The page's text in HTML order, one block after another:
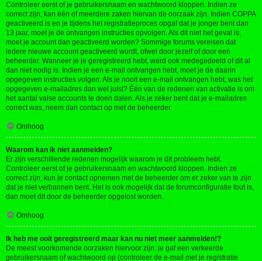
Controleer eerst of je gebruikersnaam en wachtwoord kloppen. Indien ze
correct zijn, kan één of meerdere zaken hiervan de oorzaak zijn. Indien COPPA
geactiveerd is en je tijdens het registratieproces opgaf dat je jonger bent dan
13 jaar, moet je de ontvangen instructies opvolgen. Als dit niet het geval is,
moet je account dan geactiveerd worden? Sommige forums vereisen dat
iedere nieuwe account geactiveerd wordt, ofwel door jezelf of door een
beheerder. Wanneer je je geregistreerd hebt, werd ook medegedeeld of dit al
dan niet nodig is. Indien je een e-mail ontvangen hebt, moet je de daarin
opgegeven instructies volgen. Als je nooit een e-mail ontvangen hebt, was het
opgegeven e-mailadres dan wel juist? Één van de redenen van activatie is om
het aantal valse accounts te doen dalen. Als je zeker bent dat je e-mailadres
correct was, neem dan contact op met de beheerder.
Omhoog
Waarom kan ik niet aanmelden?
Er zijn verschillende redenen mogelijk waarom je dit probleem hebt.
Controleer eerst of je gebruikersnaam en wachtwoord kloppen. Indien ze
correct zijn, kun je contact opnemen met de beheerder om er zeker van te zijn
dat je niet verbannen bent. Het is ook mogelijk dat de forumconfiguratie fout is,
dan moet dit door de beheerder opgelost worden.
Omhoog
Ik heb me ooit geregistreerd maar kan nu niet meer aanmelden!?
De meest voorkomende oorzaken hiervoor zijn: je gaf een verkeerde
gebruikersnaam of wachtwoord op (controleer de e-mail met je registratie